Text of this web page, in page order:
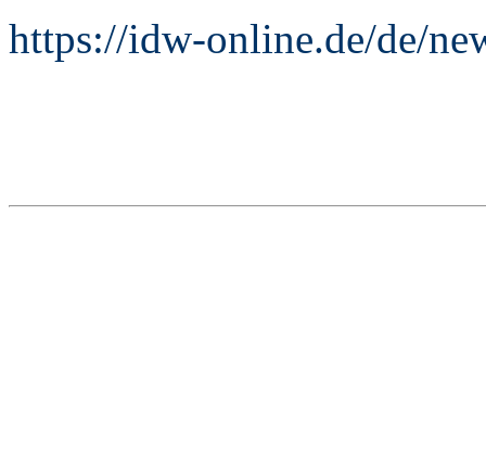
https://idw-online.de/de/